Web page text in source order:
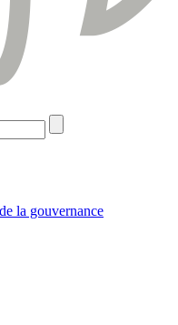
la gouvernance